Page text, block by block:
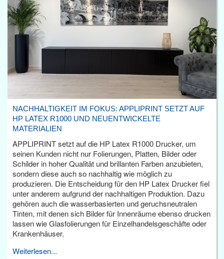
NACHHALTIGKEIT IM FOKUS: APPLIPRINT SETZT AUF
HP LATEX R1000 UND NEUENTWICKELTE
MATERIALIEN
APPLIPRINT setzt auf die HP Latex R1000 Drucker, um
seinen Kunden nicht nur Folierungen, Platten, Bilder oder
Schilder in hoher Qualität und brillanten Farben anzubieten,
sondern diese auch so nachhaltig wie möglich zu
produzieren. Die Entscheidung für den HP Latex Drucker fiel
unter anderem aufgrund der nachhaltigen Produktion. Dazu
gehören auch die wasserbasierten und geruchsneutralen
Tinten, mit denen sich Bilder für Innenräume ebenso drucken
lassen wie Glasfolierungen für Einzelhandelsgeschäfte oder
Krankenhäuser.
Weiterlesen...